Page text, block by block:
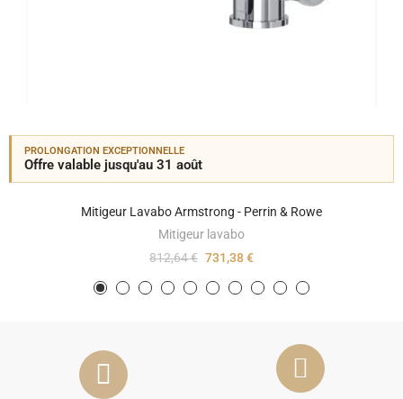
PROLONGATION EXCEPTIONNELLE
Offre valable jusqu'au 31 août
Mitigeur Lavabo Armstrong - Perrin & Rowe
Mitigeur lavabo
812,64 € 731,38 €